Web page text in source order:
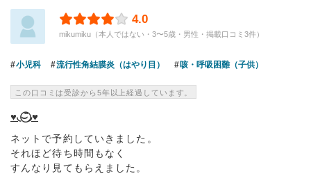
4.0
mikumiku（本人ではない・3〜5歳・男性・掲載口コミ3件）
小児科 流行性角結膜炎（はやり目） 咳・呼吸困難（子供）
この口コミは受診から5年以上経過しています。
♥︎◟⌣̈⃝◞♥︎
ネットで予約していきました。
それほど待ち時間もなく
すんなり見てもらえました。